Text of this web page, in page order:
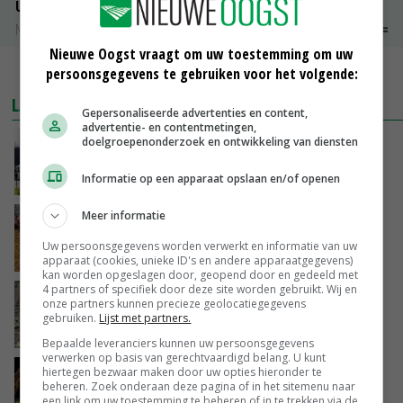
Uien Middenmeer Geel 30-60% grof
Noteringen
€ 0,00
MEER MARKTPRIJZEN
LAATSTE NIEUWS
Gemiddelde Europese melkprijs daalt licht in
VANDAAG, 17:04
Frans onderzoekcentrum bestrijkt hele
varkensvleesketen
VANDAAG, 15:29
Emmeloord noteert eerste zaaiuien op
maximaal 20 euro
Spontane boerenacties in Twente en
Apeldoorn zetten de trend
Nieuwe Oogst vraagt om uw toestemming om uw
persoonsgegevens te gebruiken voor het volgende:
Gepersonaliseerde advertenties en content,
advertentie- en contentmetingen,
doelgroepenonderzoek en ontwikkeling van diensten
Informatie op een apparaat opslaan en/of openen
Meer informatie
Uw persoonsgegevens worden verwerkt en informatie van uw
apparaat (cookies, unieke ID's en andere apparaatgegevens)
kan worden opgeslagen door, geopend door en gedeeld met
4 partners of specifiek door deze site worden gebruikt. Wij en
onze partners kunnen precieze geolocatiegegevens
gebruiken. Lijst met partners.
Bepaalde leveranciers kunnen uw persoonsgegevens
verwerken op basis van gerechtvaardigd belang. U kunt
hiertegen bezwaar maken door uw opties hieronder te
beheren. Zoek onderaan deze pagina of in het sitemenu naar